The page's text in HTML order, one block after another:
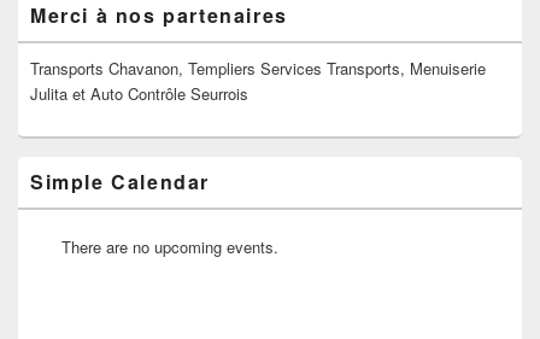
principale
de
widget
pour
barre
Merci à nos partenaires
Transports Chavanon, Templiers Services Transports, Menuiserie
Julita et Auto Contrôle Seurrois
Simple Calendar
There are no upcoming events.